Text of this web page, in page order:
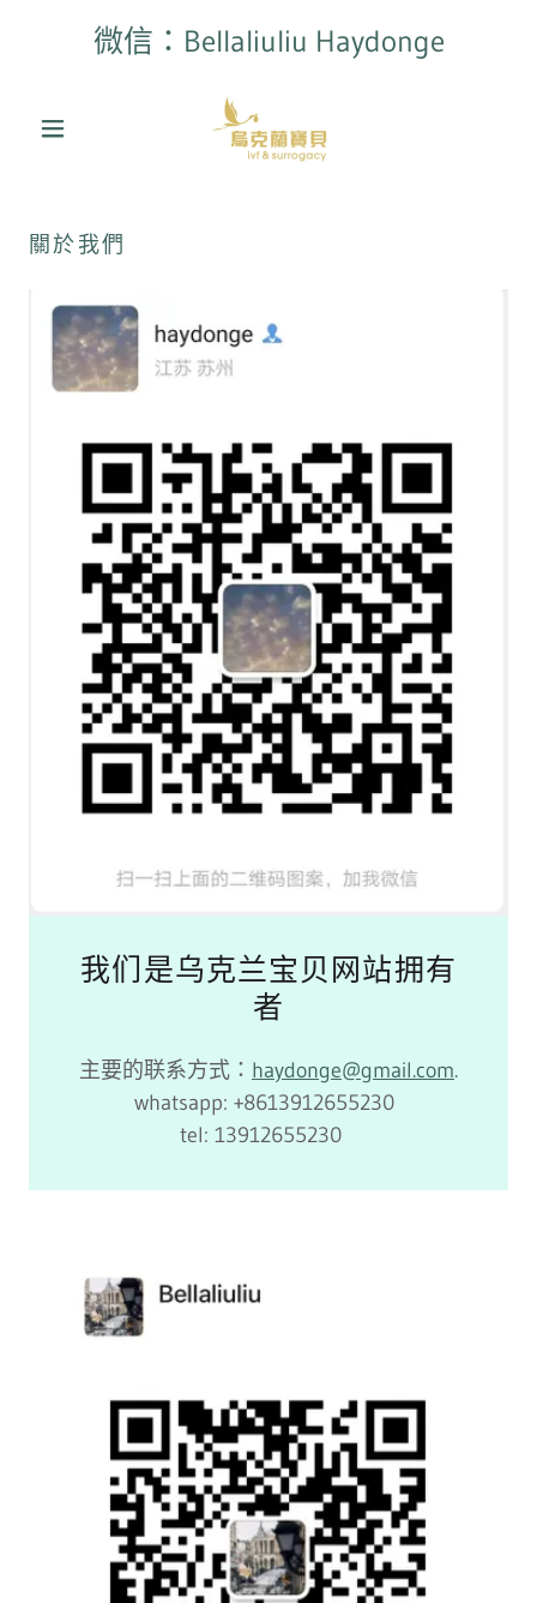
微信：Bellaliuliu Haydonge
關於我們
我们是乌克兰宝贝网站拥有
者
主要的联系方式： haydonge@gmail.com.
whatsapp: +8613912655230
tel: 13912655230